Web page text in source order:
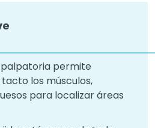
permite
los músculos,
para localizar áreas